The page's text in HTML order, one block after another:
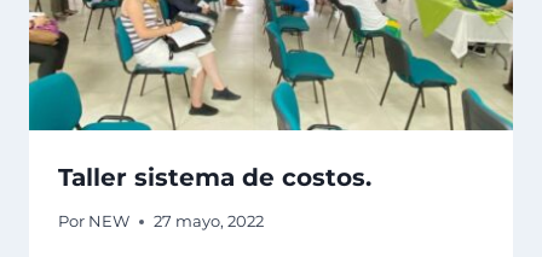
Taller sistema de costos.
Por NEW 27 mayo, 2022